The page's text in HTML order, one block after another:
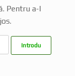
Pentru a-l